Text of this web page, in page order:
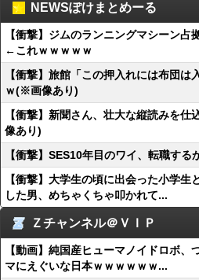
NEWSぽけまとめーる
【衝撃】ジムのランニングマシーン
←これｗｗｗｗｗ
【衝撃】旅館「この押入れには布団
ｗ(※画像あり)
【衝撃】新聞さん、壮大な縦読みを
像あり)
【衝撃】SES10年目のワイ、転職する
【衝撃】大学生の頃に出会った小学
した男、めちゃくちゃ叩かれて...
Ｚチャンネル＠ＶＩＰ
【動画】純国産ヒューマノイドロボ
マにえぐいな日本ｗｗｗｗｗｗ...